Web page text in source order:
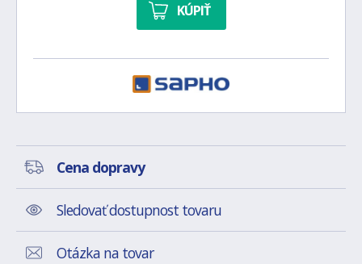
KÚPIŤ
Cena dopravy
Sledovať dostupnost tovaru
Otázka na tovar